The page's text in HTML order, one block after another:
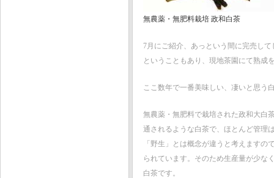
無農薬・無肥料栽培 政和白茶
7月にご紹介、あっという間に完売し
ということもあり、現地茶園にて熟成
ここ数年で一番美味しい、凄いと思う
無農薬・無肥料で栽培された政和大白
通されるような白茶で、ほとんど管理
「野生」とは概念が違うと考えます
られています。そのため生産量が少な
白茶です。